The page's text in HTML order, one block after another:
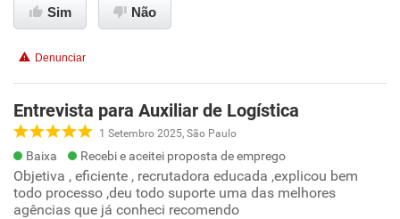
Sim Não
Denunciar
Entrevista para Auxiliar de Logística
1 Setembro 2025, São Paulo
Baixa Recebi e aceitei proposta de emprego
Objetiva , eficiente , recrutadora educada ,explicou bem
todo processo ,deu todo suporte uma das melhores
agências que já conheci recomendo